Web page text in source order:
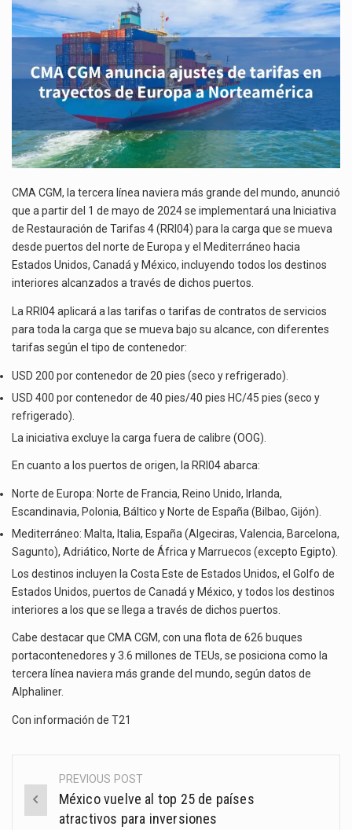
El Tribunal Federal de Justicia Administrativa (TFJA), a través de su Segunda Sala Regional en…
El Gobierno de Estados Unidos ha procesado la devolución de aproximadamente 100,000 millones de dólares…
TRAYECTOS
DE
EUROPA
A
NORTEAMÉRICA
CMA CGM, la tercera línea naviera más grande del mundo, anunció
que a partir del 1 de mayo de 2024 se implementará una Iniciativa
de Restauración de Tarifas 4 (RRI04) para la carga que se mueva
desde puertos del norte de Europa y el Mediterráneo hacia
Estados Unidos, Canadá y México, incluyendo todos los destinos
interiores alcanzados a través de dichos puertos.
La RRI04 aplicará a las tarifas o tarifas de contratos de servicios
para toda la carga que se mueva bajo su alcance, con diferentes
tarifas según el tipo de contenedor:
USD 200 por contenedor de 20 pies (seco y refrigerado).
USD 400 por contenedor de 40 pies/40 pies HC/45 pies (seco y
refrigerado).
La iniciativa excluye la carga fuera de calibre (OOG).
En cuanto a los puertos de origen, la RRI04 abarca:
Norte de Europa: Norte de Francia, Reino Unido, Irlanda,
Escandinavia, Polonia, Báltico y Norte de España (Bilbao, Gijón).
Mediterráneo: Malta, Italia, España (Algeciras, Valencia, Barcelona,
​​Sagunto), Adriático, Norte de África y Marruecos (excepto Egipto).
Los destinos incluyen la Costa Este de Estados Unidos, el Golfo de
Estados Unidos, puertos de Canadá y México, y todos los destinos
interiores a los que se llega a través de dichos puertos.
Cabe destacar que CMA CGM, con una flota de 626 buques
portacontenedores y 3.6 millones de TEUs, se posiciona como la
tercera línea naviera más grande del mundo, según datos de
Alphaliner.
Con información de T21
Post
navigation
PREVIOUS POST
México vuelve al top 25 de países
atractivos para inversiones